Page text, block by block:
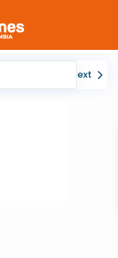
Next